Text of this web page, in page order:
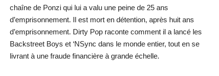
chaîne de Ponzi qui lui a valu une peine de 25 ans
d’emprisonnement. Il est mort en détention, après huit ans
d’emprisonnement. Dirty Pop raconte comment il a lancé les
Backstreet Boys et ‘NSync dans le monde entier, tout en se
livrant à une fraude financière à grande échelle.